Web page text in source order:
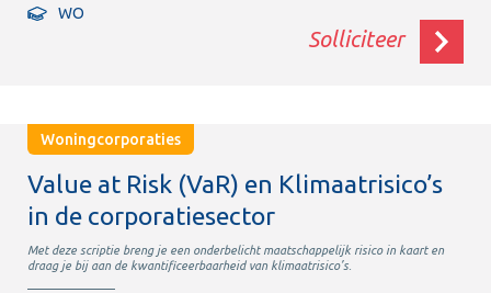
WO
Solliciteer
Woningcorporaties
Value at Risk (VaR) en Klimaatrisico’s
in de corporatiesector
Met deze scriptie breng je een onderbelicht maatschappelijk risico in kaart en
draag je bij aan de kwantificeerbaarheid van klimaatrisico’s.